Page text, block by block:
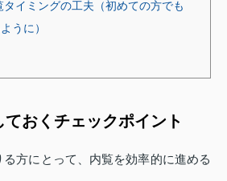
イミングの工夫（初めての方でも
うに）
おくチェックポイント
方にとって、内覧を効率的に進める